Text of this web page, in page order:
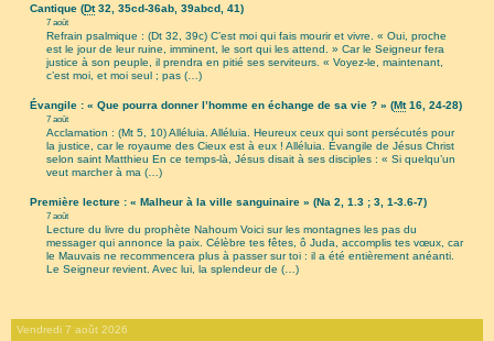
Cantique (Dt32, 35cd-36ab, 39abcd, 41)
7 août
Refrain psalmique : (Dt 32, 39c) C’est moi qui fais mourir et vivre. « Oui, proche
est le jour de leur ruine, imminent, le sort qui les attend. » Car le Seigneur fera
justice à son peuple, il prendra en pitié ses serviteurs. « Voyez-le, maintenant,
c’est moi, et moi seul ; pas (…)
Évangile : « Que pourra donner l’homme en échange de sa vie ? » (Mt16, 24-28)
7 août
Acclamation : (Mt 5, 10) Alléluia. Alléluia. Heureux ceux qui sont persécutés pour
la justice, car le royaume des Cieux est à eux ! Alléluia. Évangile de Jésus Christ
selon saint Matthieu En ce temps-là, Jésus disait à ses disciples : « Si quelqu’un
veut marcher à ma (…)
Première lecture : « Malheur à la ville sanguinaire » (Na 2, 1.3 ; 3, 1-3.6-7)
7 août
Lecture du livre du prophète Nahoum Voici sur les montagnes les pas du
messager qui annonce la paix. Célèbre tes fêtes, ô Juda, accomplis tes vœux, car
le Mauvais ne recommencera plus à passer sur toi : il a été entièrement anéanti.
Le Seigneur revient. Avec lui, la splendeur de (…)
Vendredi 7 août 2026